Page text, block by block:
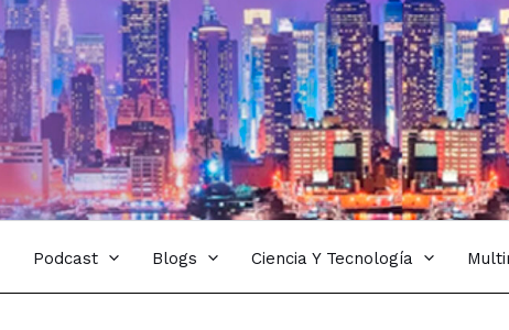
Podcast Blogs Ciencia Y Tecnología